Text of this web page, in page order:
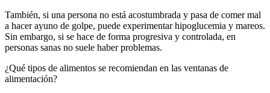
También, si una persona no está acostumbrada y pasa de comer mal
a hacer ayuno de golpe, puede experimentar hipoglucemia y mareos.
Sin embargo, si se hace de forma progresiva y controlada, en
personas sanas no suele haber problemas.
¿Qué tipos de alimentos se recomiendan en las ventanas de
alimentación?